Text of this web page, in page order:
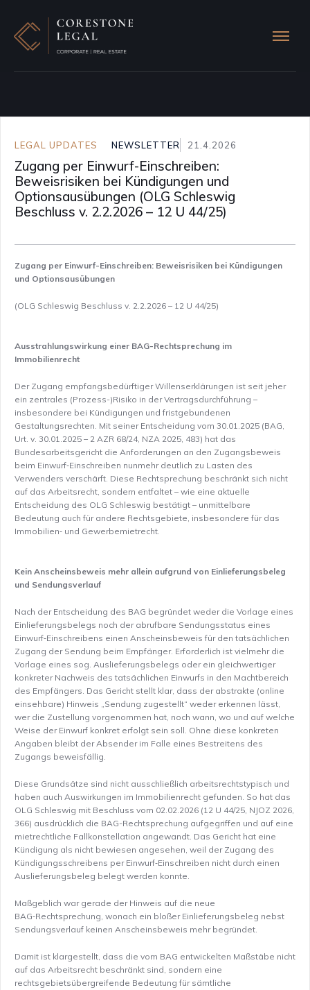
LEGAL UPDATES NEWSLETTER 21.4.2026
Zugang per Einwurf-Einschreiben:
Beweisrisiken bei Kündigungen und
Optionsausübungen (OLG Schleswig
Beschluss v. 2.2.2026 – 12 U 44/25)
Zugang per Einwurf-Einschreiben: Beweisrisiken bei Kündigungen
und Optionsausübungen
(OLG Schleswig Beschluss v. 2.2.2026 – 12 U 44/25)
Ausstrahlungswirkung einer BAG-Rechtsprechung im
Immobilienrecht
Der Zugang empfangsbedürftiger Willenserklärungen ist seit jeher
ein zentrales (Prozess-)Risiko in der Vertragsdurchführung –
insbesondere bei Kündigungen und fristgebundenen
Gestaltungsrechten. Mit seiner Entscheidung vom 30.01.2025 (BAG,
Urt. v. 30.01.2025 – 2 AZR 68/24, NZA 2025, 483) hat das
Bundesarbeitsgericht die Anforderungen an den Zugangsbeweis
beim Einwurf‑Einschreiben nunmehr deutlich zu Lasten des
Verwenders verschärft. Diese Rechtsprechung beschränkt sich nicht
auf das Arbeitsrecht, sondern entfaltet – wie eine aktuelle
Entscheidung des OLG Schleswig bestätigt – unmittelbare
Bedeutung auch für andere Rechtsgebiete, insbesondere für das
Immobilien‑ und Gewerbemietrecht.
Kein Anscheinsbeweis mehr allein aufgrund von Einlieferungsbeleg
und Sendungsverlauf
Nach der Entscheidung des BAG begründet weder die Vorlage eines
Einlieferungsbelegs noch der abrufbare Sendungsstatus eines
Einwurf‑Einschreibens einen Anscheinsbeweis für den tatsächlichen
Zugang der Sendung beim Empfänger. Erforderlich ist vielmehr die
Vorlage eines sog. Auslieferungsbelegs oder ein gleichwertiger
konkreter Nachweis des tatsächlichen Einwurfs in den Machtbereich
des Empfängers. Das Gericht stellt klar, dass der abstrakte (online
einsehbare) Hinweis „Sendung zugestellt“ weder erkennen lässt,
wer die Zustellung vorgenommen hat, noch wann, wo und auf welche
Weise der Einwurf konkret erfolgt sein soll. Ohne diese konkreten
Angaben bleibt der Absender im Falle eines Bestreitens des
Zugangs beweisfällig.
Diese Grundsätze sind nicht ausschließlich arbeitsrechtstypisch und
haben auch Auswirkungen im Immobilienrecht gefunden. So hat das
OLG Schleswig mit Beschluss vom 02.02.2026 (12 U 44/25, NJOZ 2026,
366) ausdrücklich die BAG-Rechtsprechung aufgegriffen und auf eine
mietrechtliche Fallkonstellation angewandt. Das Gericht hat eine
Kündigung als nicht bewiesen angesehen, weil der Zugang des
Kündigungsschreibens per Einwurf‑Einschreiben nicht durch einen
Auslieferungsbeleg belegt werden konnte.
Maßgeblich war gerade der Hinweis auf die neue
BAG‑Rechtsprechung, wonach ein bloßer Einlieferungsbeleg nebst
Sendungsverlauf keinen Anscheinsbeweis mehr begründet.
Damit ist klargestellt, dass die vom BAG entwickelten Maßstäbe nicht
auf das Arbeitsrecht beschränkt sind, sondern eine
rechtsgebietsübergreifende Bedeutung für sämtliche